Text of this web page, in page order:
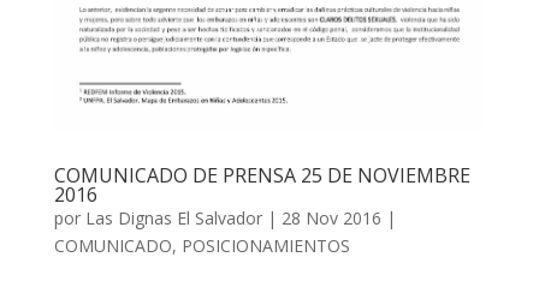
COMUNICADO DE PRENSA 25 DE NOVIEMBRE
2016
por Las Dignas El Salvador| 28 Nov 2016 |
COMUNICADO, POSICIONAMIENTOS